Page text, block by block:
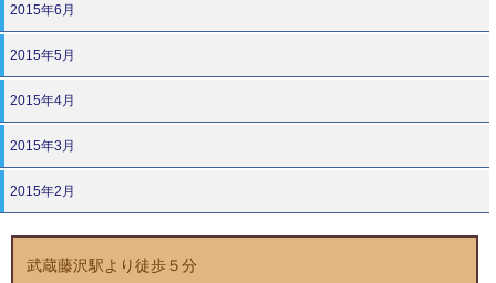
2015年6月
2015年5月
2015年4月
2015年3月
2015年2月
武蔵藤沢駅より徒歩５分